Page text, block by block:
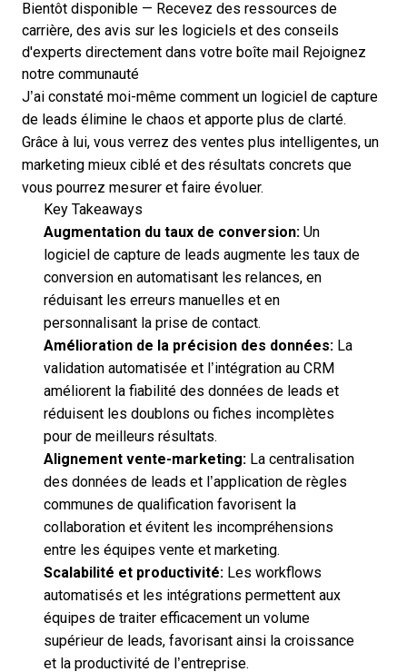
Bientôt disponible — Recevez des ressources de
carrière, des avis sur les logiciels et des conseils
d'experts directement dans votre boîte mail
Rejoignez
notre communauté
J’ai constaté moi-même comment un logiciel de capture
de leads élimine le chaos et apporte plus de clarté.
Grâce à lui, vous verrez des ventes plus intelligentes, un
marketing mieux ciblé et des résultats concrets que
vous pourrez mesurer et faire évoluer.
Key Takeaways
Augmentation du taux de conversion: Un
logiciel de capture de leads augmente les taux de
conversion en automatisant les relances, en
réduisant les erreurs manuelles et en
personnalisant la prise de contact.
Amélioration de la précision des données: La
validation automatisée et l’intégration au CRM
améliorent la fiabilité des données de leads et
réduisent les doublons ou fiches incomplètes
pour de meilleurs résultats.
Alignement vente-marketing: La centralisation
des données de leads et l’application de règles
communes de qualification favorisent la
collaboration et évitent les incompréhensions
entre les équipes vente et marketing.
Scalabilité et productivité: Les workflows
automatisés et les intégrations permettent aux
équipes de traiter efficacement un volume
supérieur de leads, favorisant ainsi la croissance
et la productivité de l’entreprise.